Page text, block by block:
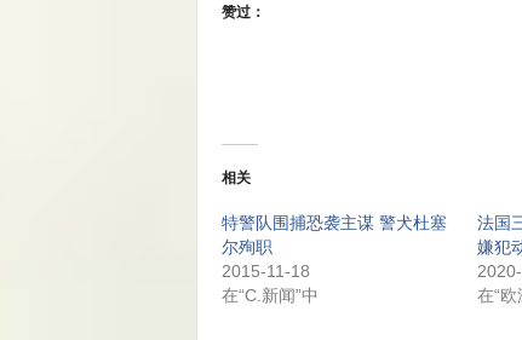
赞过：
相关
特警队围捕恐袭主谋 警犬杜塞
尔殉职
2015-11-18
在“C.新闻”中
法国
嫌犯
在“欧